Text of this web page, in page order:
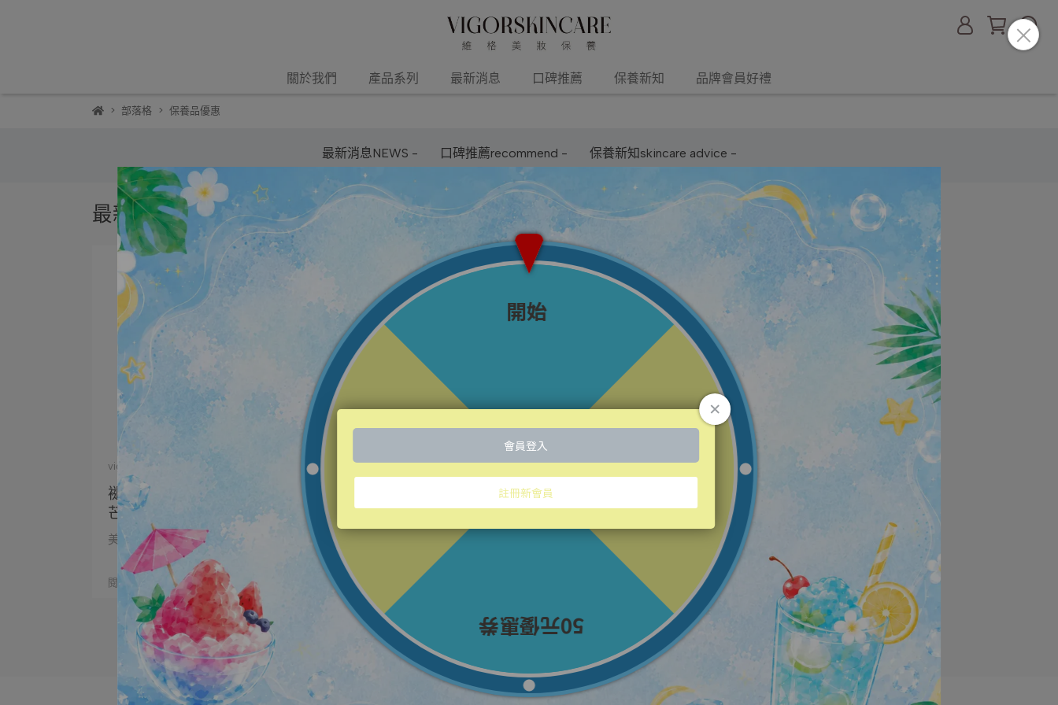
關於我們 產品系列 最新消息 口碑推薦 保養新知 品牌會員好禮
部落格 保養品優惠
最新消息NEWS - 口碑推薦recommend - 保養新知skincare advice -
最新消息NEWS -
褪去凡間暗沉，今年母親節自帶光
芒！外泌體面膜三盒贈一盒限時囤貨
中
vigorskincare | 2026-04-13
美力駕到⛩️臣妾辦得到！ 𝙃𝙖𝙥𝙥𝙮 𝙈𝙤𝙩𝙝𝙚𝙧⋯
閱讀更多 ->